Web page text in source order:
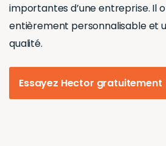
importantes d’une entreprise. Il
entièrement personnalisable et
qualité.
Essayez Hector gratuitement